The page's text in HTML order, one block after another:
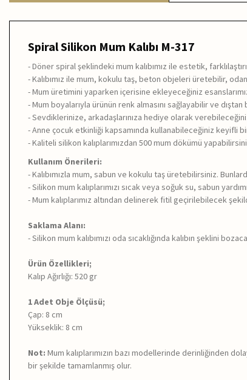
Spiral Silikon Mum Kalıbı M-317
- Döner spiral şeklindeki mum kalıbımız ile estetik,
- Kalıbımız ile mum, kokulu taş, beton objeleri üretebilir,
- Mum üretimini yaparken içerisine ekleyeceğiniz
- Mum boyalarıyla ürünün renk almasını sağlayabilir ve
- Sevdiklerinize, arkadaşlarınıza hediye olarak
- Anne çocuk etkinliği kapsamında kullanabileceğiniz keyifli
- Kaliteli silikon kalıplarımızdan 500 mum dökümü
Kullanım Önerileri:
- Kalıbımızla mum, sabun ve kokulu taş üretebilirsiniz.
- Silikon mum kalıplarımızı sıcak veya soğuk su, sabun
- Mum kalıplarımız altından delinerek fitil geçirilebilecek
Saklama Alanı:
- Silikon mum kalıbımızı oda sıcaklığında kalıbın şeklini
Ürün Özellikleri;
Kalıp Ağırlığı: 520 gr
1 Adet Obje Ölçüsü;
Çap: 8 cm
Yükseklik: 8 cm
Not: Mum kalıplarımızın bazı modellerinde derinliğinden
bir şekilde tamamlanmış olur.